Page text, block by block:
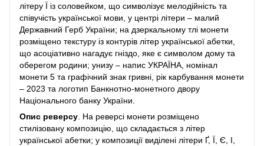
літеру Ї із соловейком, що символізує мелодійність та
співучість української мови, у центрі літери – малий
Державний Герб України; на дзеркальному тлі монети
розміщено текстуру із контурів літер української абетки,
що асоціативно нагадує гніздо, яке є символом дому та
оберегом родини; унизу – напис УКРАЇНА, номінал
монети 5 та графічний знак гривні, рік карбування монети
– 2023 та логотип Банкнотно-монетного двору
Національного банку України.
Опис реверсу. На реверсі монети розміщено
стилізовану композицію, що складається з літер
української абетки; у композиції виділені літери Ґ, Ї, Є, І,